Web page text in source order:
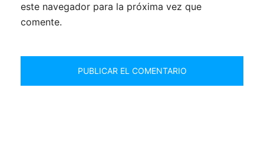
este navegador para la próxima vez que
comente.